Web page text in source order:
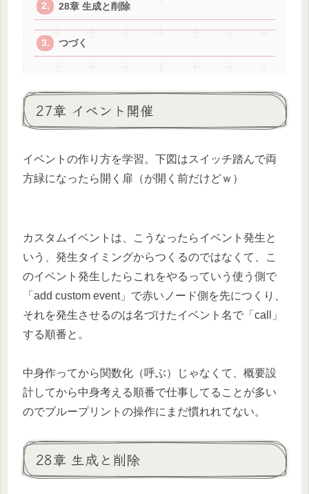
28章 生成と削除
つづく
27章 イベント開催
イベントの作り方を学習。下図はスイッチ踏んで両
方緑になったら開く扉（が開く前だけどｗ）
カスタムイベントは、こうなったらイベント発生と
いう、発生タイミングからつくるのではなくて、こ
のイベント発生したらこれをやるっていう使う側で
「add custom event」で赤いノード側を先につくり、
それを発生させるのは名づけたイベント名で「call」
する順番と。
中身作ってから関数化（呼ぶ）じゃなくて、概要設
計してから中身考える順番で仕事してることが多い
のでブループリントの操作にまだ慣れれてない。
28章 生成と削除